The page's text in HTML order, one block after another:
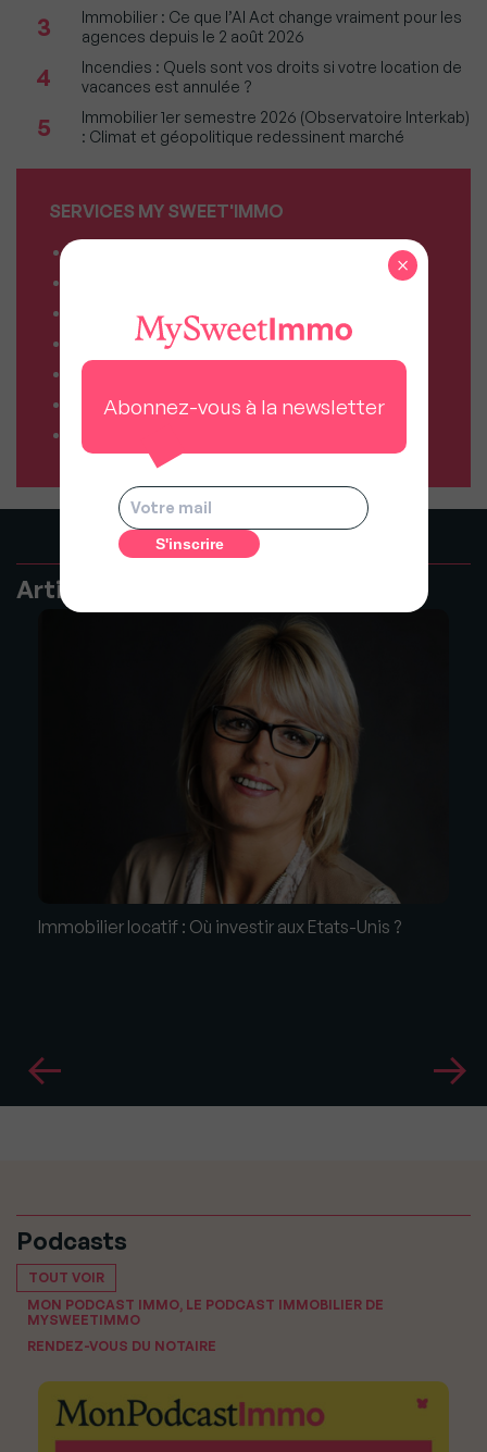
3
Immobilier : Ce que l’AI Act change vraiment pour les
agences depuis le 2 août 2026
4
Incendies : Quels sont vos droits si votre location de
vacances est annulée ?
5
Immobilier 1er semestre 2026 (Observatoire Interkab)
: Climat et géopolitique redessinent marché
SERVICES MY SWEET'IMMO
Comparateur de forfaits mobile
Comparateur de forfaits box Internet
Comparateur d’offres déménagement
Résiliez vos abonnements facilement
Articles recommandés
Immobilier locatif : Où investir aux Etats-Unis ?
Podcasts
TOUT VOIR
MON PODCAST IMMO, LE PODCAST IMMOBILIER DE
MYSWEETIMMO
RENDEZ-VOUS DU NOTAIRE
Abonnez-vous à la newsletter
×